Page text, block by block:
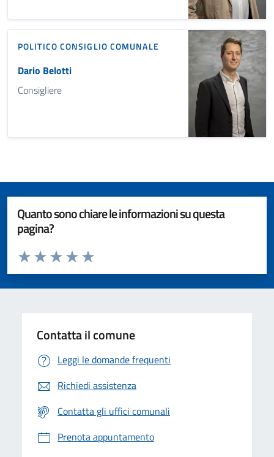
POLITICO CONSIGLIO COMUNALE
Dario Belotti
Consigliere
Quanto sono chiare le informazioni su questa
pagina?
Valuta da 1 a 5 stelle la pagina
Valuta 5 stelle su 5
Valuta 4 stelle su 5
Valuta 3 stelle su 5
Valuta 2 stelle su 5
Valuta 1 stelle su 5
Contatta il comune
Leggi le domande frequenti
Richiedi assistenza
Contatta gli uffici comunali
Prenota appuntamento